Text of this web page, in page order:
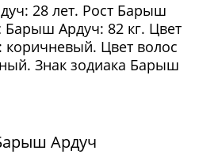
28 лет. Рост Барыш
Барыш Ардуч: 82 кг. Цвет
Цвет волос
Знак зодиака Барыш
Ардуч